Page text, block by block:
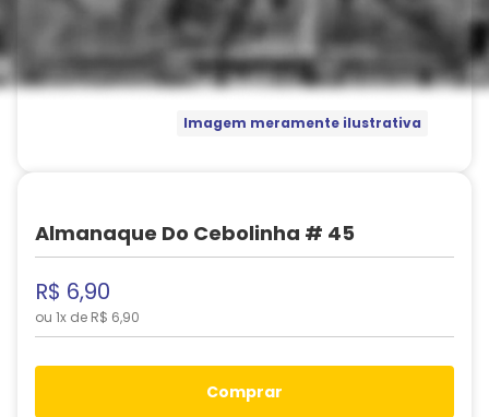
Imagem meramente ilustrativa
Almanaque Do Cebolinha # 45
R$ 6,90
ou 1x de R$ 6,90
comprar